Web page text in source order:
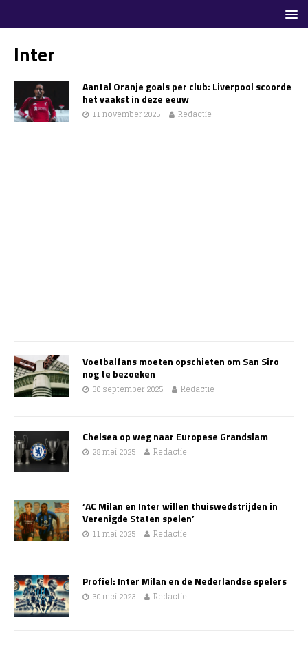
Inter
Aantal Oranje goals per club: Liverpool scoorde
het vaakst in deze eeuw
11 november 2025 Redactie
Voetbalfans moeten opschieten om San Siro
nog te bezoeken
30 september 2025 Redactie
Chelsea op weg naar Europese Grandslam
28 mei 2025 Redactie
‘AC Milan en Inter willen thuiswedstrijden in
Verenigde Staten spelen’
11 mei 2025 Redactie
Profiel: Inter Milan en de Nederlandse spelers
30 mei 2023 Redactie